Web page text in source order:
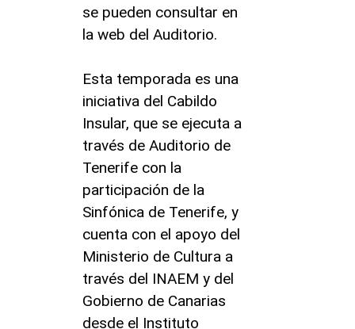
se pueden consultar en
la web del Auditorio.
Esta temporada es una
iniciativa del Cabildo
Insular, que se ejecuta a
través de Auditorio de
Tenerife con la
participación de la
Sinfónica de Tenerife, y
cuenta con el apoyo del
Ministerio de Cultura a
través del INAEM y del
Gobierno de Canarias
desde el Instituto